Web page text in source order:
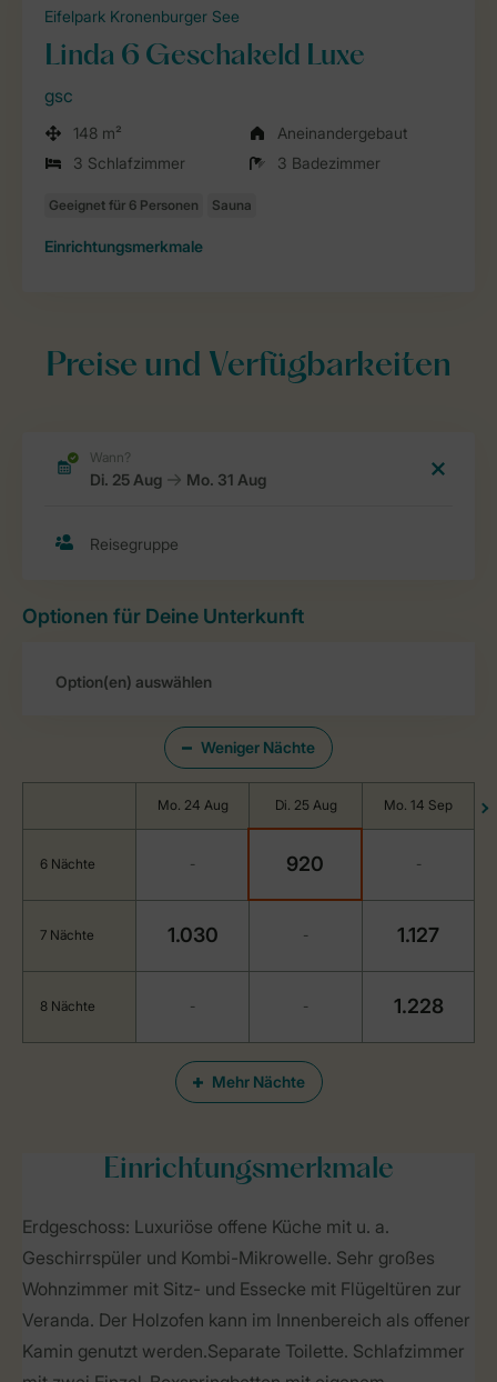
Eifelpark Kronenburger See
Linda 6 Geschakeld Luxe
gsc
148 m²
Aneinandergebaut
3 Schlafzimmer
3 Badezimmer
Einrichtungsmerkmale
Preise und Verfügbarkeiten
Optionen für Deine Unterkunft
Weniger Nächte
Mehr Nächte
Mo. 24 Aug Di. 25 Aug Mo. 14 Sep
6 Nächte - 920 -
7 Nächte 1.030 - 1.127
8 Nächte - - 1.228
Einrichtungsmerkmale
Erdgeschoss: Luxuriöse offene Küche mit u. a.
Geschirrspüler und Kombi-Mikrowelle. Sehr großes
Wohnzimmer mit Sitz- und Essecke mit Flügeltüren zur
Veranda. Der Holzofen kann im Innenbereich als offener
Kamin genutzt werden.Separate Toilette. Schlafzimmer